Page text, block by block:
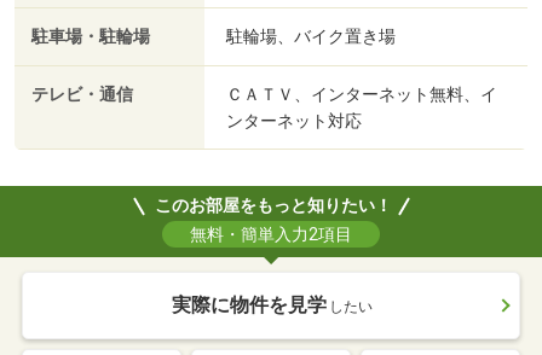
駐車場・駐輪場 駐輪場、バイク置き場
テレビ・通信
ＣＡＴＶ、インターネット無料、イ
ンターネット対応
このお部屋をもっと知りたい！
無料・簡単入力2項目
実際に物件を見学 したい